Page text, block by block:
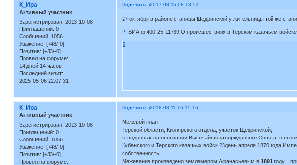
Поделиться2017-08-15 08:13:53
К_Ира
Активный участник
Зарегистрирован: 2013-10-08
Приглашений: 0
Сообщений: 1056
Уважение: [+48/-0]
Позитив: [+33/-0]
Провел на форуме:
14 дней 14 часов
Последний визит:
2025-05-06 22:07:31
27 октября в районе станицы Щедринской у жительницы той же
РГВИА ф.400-25-11739 О происшествиях в Терском казачьем войске
0
Поделиться2018-03-11 16:15:16
К_Ира
Активный участник
Зарегистрирован: 2013-10-08
Приглашений: 0
Сообщений: 1056
Уважение: [+48/-0]
Позитив: [+33/-0]
Провел на форуме:
Межевой план
Терской области, Кизлярского отдела, участок Щедринской,
отведенных на основании Высочайше утвержденного Совета о
Кубанского и Терского казачьих войск 23день апреля 1870 года
собственность.
Межевание произведено землемером Афанасьевым в 1891 году.